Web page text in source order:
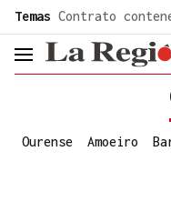
Temas Contrato
header.menu.open
Ourense Amoeiro